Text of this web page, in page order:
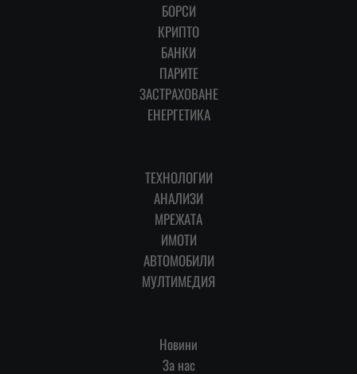
БОРСИ
КРИПТО
БАНКИ
ПАРИТЕ
ЗАСТРАХОВАНЕ
ЕНЕРГЕТИКА
ТЕХНОЛОГИИ
АНАЛИЗИ
МРЕЖАТА
ИМОТИ
АВТОМОБИЛИ
МУЛТИМЕДИЯ
Новини
За нас